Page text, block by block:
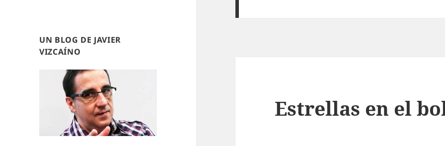
UN BLOG DE JAVIER
VIZCAÍNO
Estrellas en el